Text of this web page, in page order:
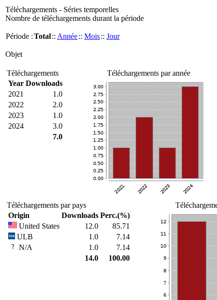
Téléchargements - Séries temporelles
Nombre de téléchargements durant la période
Période :Total:: Année:: Mois:: Jour
Objet
Téléchargements
Year Downloads
2021
1.0
2022
2.0
2023
1.0
2024
3.0
7.0
Téléchargements par année
Téléchargements par pays
Origin
Downloads Perc.(%)
United States
12.0
85.71
ULB
1.0
7.14
N/A
1.0
7.14
14.0
100.00